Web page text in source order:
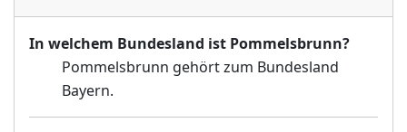
In welchem Bundesland ist Pommelsbrunn?
Pommelsbrunn gehört zum Bundesland
Bayern.